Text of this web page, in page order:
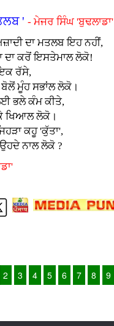
' - ਮੇਜਰ ਸਿੰਘ 'ਬੁਢਲਾਡਾ'
ਦਾ ਮਤਲਬ ਇਹ ਨਹੀਂ,
ਦਾ ਕਰੋਂ ਇਸਤੇਮਾਲ ਲੋਕੋ!
ਰੱਸੇ,
ਮੂੰਹ ਸਭਾਂਲ ਲੋਕੋ।
ਭਲੇ ਕੰਮ ਕੀਤੇ,
ਖਿਆਲ ਲੋਕੋ।
ਕਹੂ 'ਕੁੱਤਾ',
ਨਾਲ ਲੋਕੋ ?
2 3 4 5 6 7 8 9